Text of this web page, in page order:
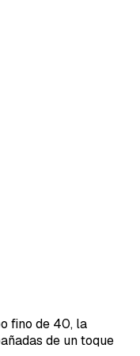
fino de 40, la
de un toque